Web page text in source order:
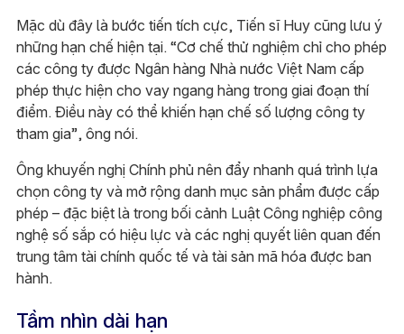
Mặc dù đây là bước tiến tích cực, Tiến sĩ Huy cũng lưu ý
những hạn chế hiện tại. “Cơ chế thử nghiệm chỉ cho phép
các công ty được Ngân hàng Nhà nước Việt Nam cấp
phép thực hiện cho vay ngang hàng trong giai đoạn thí
điểm. Điều này có thể khiến hạn chế số lượng công ty
tham gia”, ông nói.
Ông khuyến nghị Chính phủ nên đẩy nhanh quá trình lựa
chọn công ty và mở rộng danh mục sản phẩm được cấp
phép – đặc biệt là trong bối cảnh Luật Công nghiệp công
nghệ số sắp có hiệu lực và các nghị quyết liên quan đến
trung tâm tài chính quốc tế và tài sản mã hóa được ban
hành.
Tầm nhìn dài hạn